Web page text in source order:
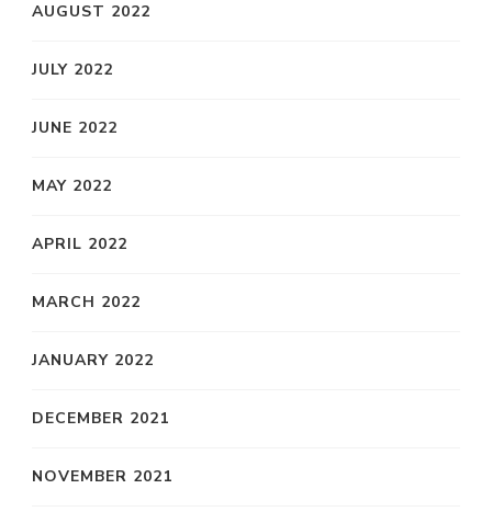
AUGUST 2022
JULY 2022
JUNE 2022
MAY 2022
APRIL 2022
MARCH 2022
JANUARY 2022
DECEMBER 2021
NOVEMBER 2021